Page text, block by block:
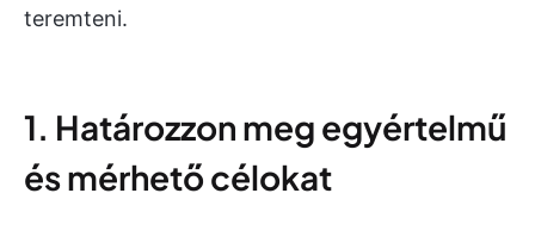
teremteni.
1. Határozzon meg egyértelmű
és mérhető célokat